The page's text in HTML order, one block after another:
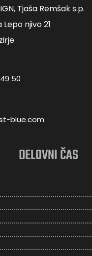
Tjaša Remšak s.p.
njivo 21
50
blue.com
DELOVNI ČAS